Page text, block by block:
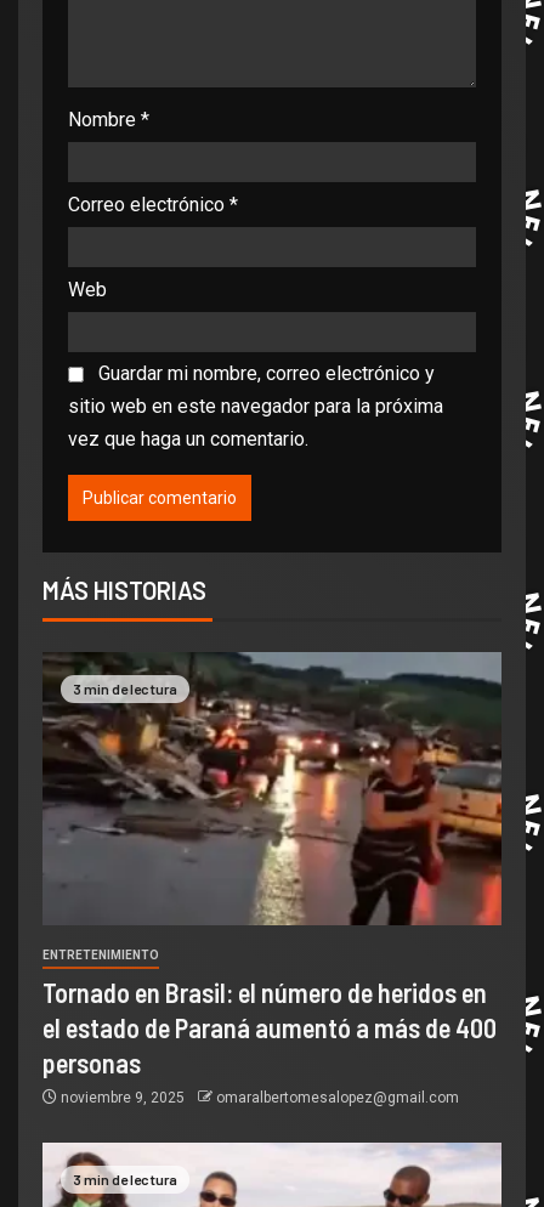
Nombre *
Correo electrónico *
Web
Guardar mi nombre, correo electrónico y
sitio web en este navegador para la próxima
vez que haga un comentario.
MÁS HISTORIAS
3 min de lectura
ENTRETENIMIENTO
Tornado en Brasil: el número de heridos en
el estado de Paraná aumentó a más de 400
personas
noviembre 9, 2025 omaralbertomesalopez@gmail.com
3 min de lectura